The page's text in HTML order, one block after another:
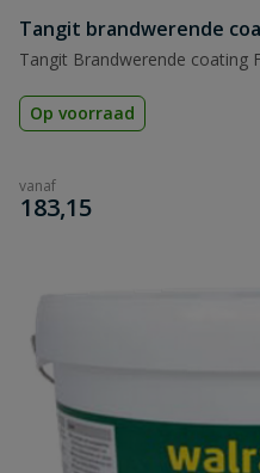
Tangit brandwerende
Tangit Brandwerende coating
Op voorraad
vanaf
€
183,15